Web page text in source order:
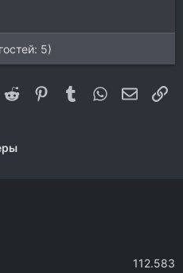
5)
Reddit Pinterest
Tumblr WhatsApp
112.583